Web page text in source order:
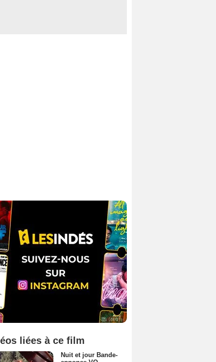
liées à ce film
Nuit et jour Bande-